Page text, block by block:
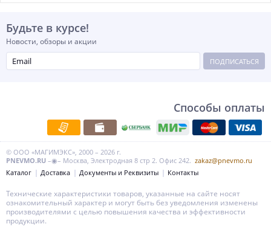
Будьте в курсе!
Новости, обзоры и акции
ПОДПИСАТЬСЯ
Способы оплаты
© ООО «МАГИМЭКС», 2000 – 2026 г.
PNEVMO.RU –◉– Москва, Электродная 8 стр 2. Офис 242. zakaz@pnevmo.ru
Каталог
Доставка Документы и Реквизиты Контакты
Технические характеристики товаров, указанные на сайте носят
ознакомительный характер и могут быть без уведомления изменены
производителями с целью повышения качества и эффективности
продукции.